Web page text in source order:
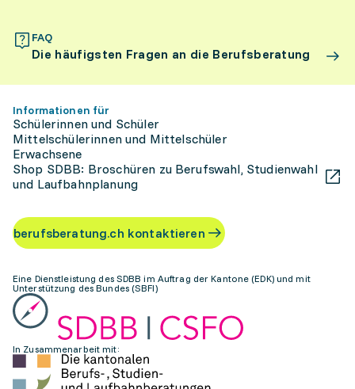
FAQ
Die häufigsten Fragen an die Berufsberatung
Informationen für
Schülerinnen und Schüler
Mittelschülerinnen und Mittelschüler
Erwachsene
Shop SDBB: Broschüren zu Berufswahl, Studienwahl
und Laufbahnplanung
berufsberatung.ch kontaktieren
Eine Dienstleistung des SDBB im Auftrag der Kantone (EDK) und mit
Unterstützung des Bundes (SBFI)
In Zusammenarbeit mit: